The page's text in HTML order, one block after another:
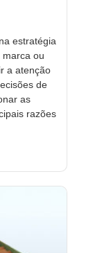
estratégia
ou
a atenção
de
as
razões